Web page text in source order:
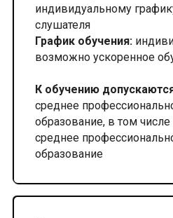
индивидуальному
слушателя
График обучения:
возможно ускоренное
К обучению
среднее
образование, в том
среднее
образование